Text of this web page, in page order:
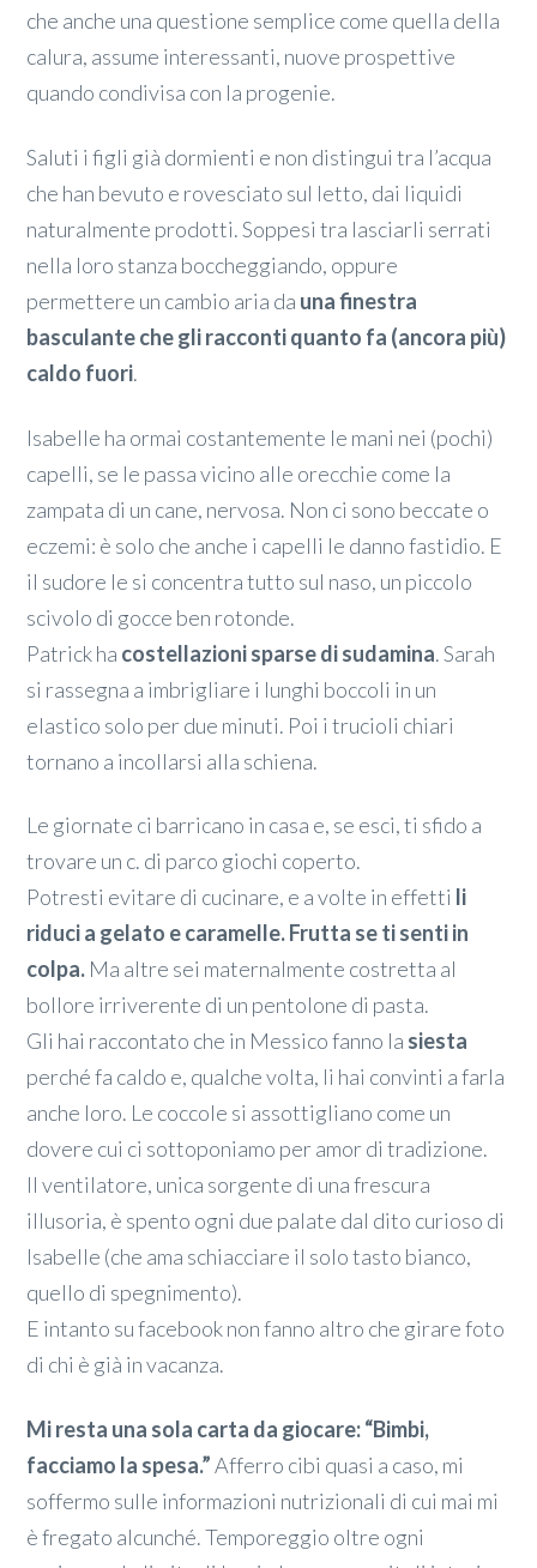
che anche una questione semplice come quella della
calura, assume interessanti, nuove prospettive
quando condivisa con la progenie.
Saluti i figli già dormienti e non distingui tra l’acqua
che han bevuto e rovesciato sul letto, dai liquidi
naturalmente prodotti. Soppesi tra lasciarli serrati
nella loro stanza boccheggiando, oppure
permettere un cambio aria da una finestra
basculante che gli racconti quanto fa (ancora più)
caldo fuori.
Isabelle ha ormai costantemente le mani nei (pochi)
capelli, se le passa vicino alle orecchie come la
zampata di un cane, nervosa. Non ci sono beccate o
eczemi: è solo che anche i capelli le danno fastidio. E
il sudore le si concentra tutto sul naso, un piccolo
scivolo di gocce ben rotonde.
Patrick ha costellazioni sparse di sudamina. Sarah
si rassegna a imbrigliare i lunghi boccoli in un
elastico solo per due minuti. Poi i trucioli chiari
tornano a incollarsi alla schiena.
Le giornate ci barricano in casa e, se esci, ti sfido a
trovare un c. di parco giochi coperto.
Potresti evitare di cucinare, e a volte in effetti li
riduci a gelato e caramelle. Frutta se ti senti in
colpa. Ma altre sei maternalmente costretta al
bollore irriverente di un pentolone di pasta.
Gli hai raccontato che in Messico fanno la siesta
perché fa caldo e, qualche volta, li hai convinti a farla
anche loro. Le coccole si assottigliano come un
dovere cui ci sottoponiamo per amor di tradizione.
Il ventilatore, unica sorgente di una frescura
illusoria, è spento ogni due palate dal dito curioso di
Isabelle (che ama schiacciare il solo tasto bianco,
quello di spegnimento).
E intanto su facebook non fanno altro che girare foto
di chi è già in vacanza.
Mi resta una sola carta da giocare: “Bimbi,
facciamo la spesa.”Afferro cibi quasi a caso, mi
soffermo sulle informazioni nutrizionali di cui mai mi
è fregato alcunché. Temporeggio oltre ogni